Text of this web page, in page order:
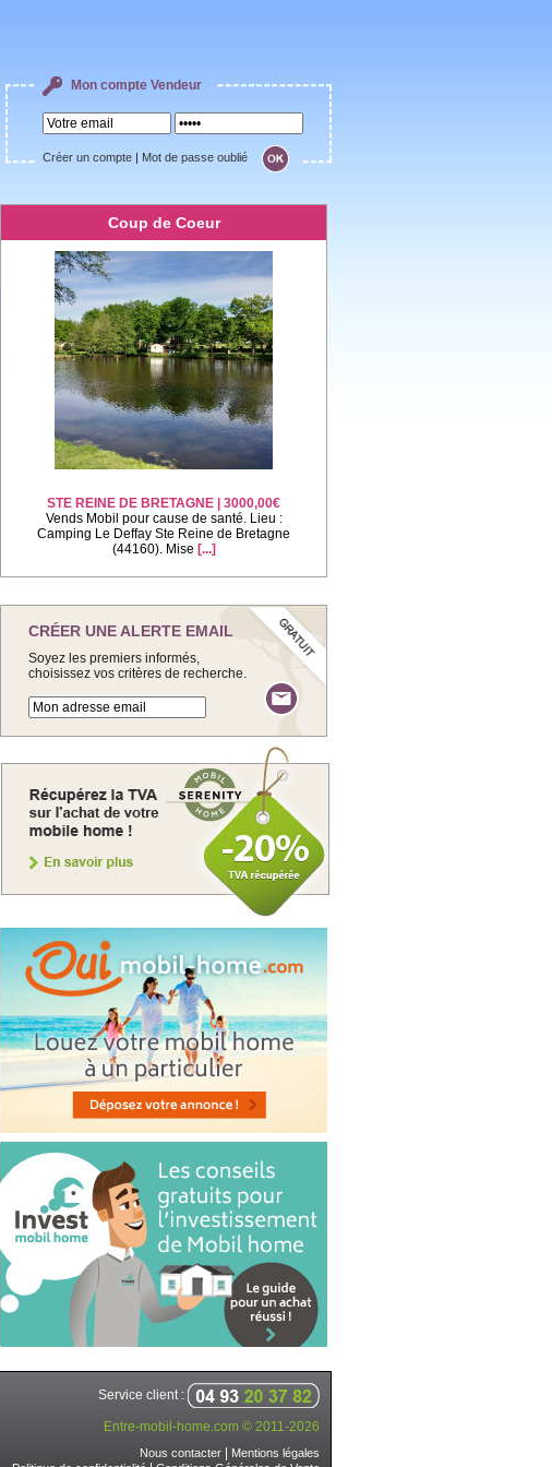
Mon compte Vendeur
Créer un compte Mot de passe oublié
Coup de Coeur
STE REINE DE BRETAGNE | 3000,00€
Vends Mobil pour cause de santé. Lieu :
Camping Le Deffay Ste Reine de Bretagne
(44160). Mise [...]
CRÉER UNE ALERTE EMAIL
Soyez les premiers informés,
choisissez vos critères de recherche.
Service client :
Entre-mobil-home.com © 2011-2026
Nous contacter
Mentions légales